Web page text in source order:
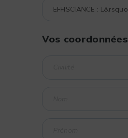
Vos coordonnées